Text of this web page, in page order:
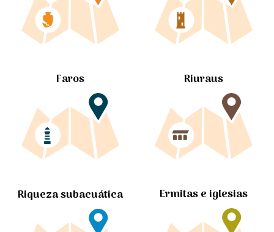
Faros Riuraus
Riqueza subacuática Ermitas e iglesias